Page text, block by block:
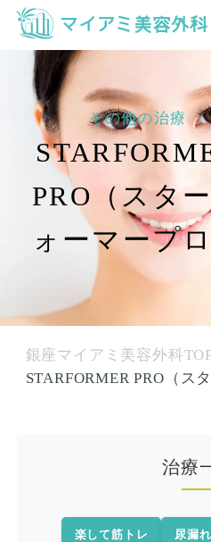
その他の治療
PRO（スタ
ォーマープ
銀座マイアミ美容外科
STARFORMER PRO（ス
治療
楽して筋トレ 尿漏